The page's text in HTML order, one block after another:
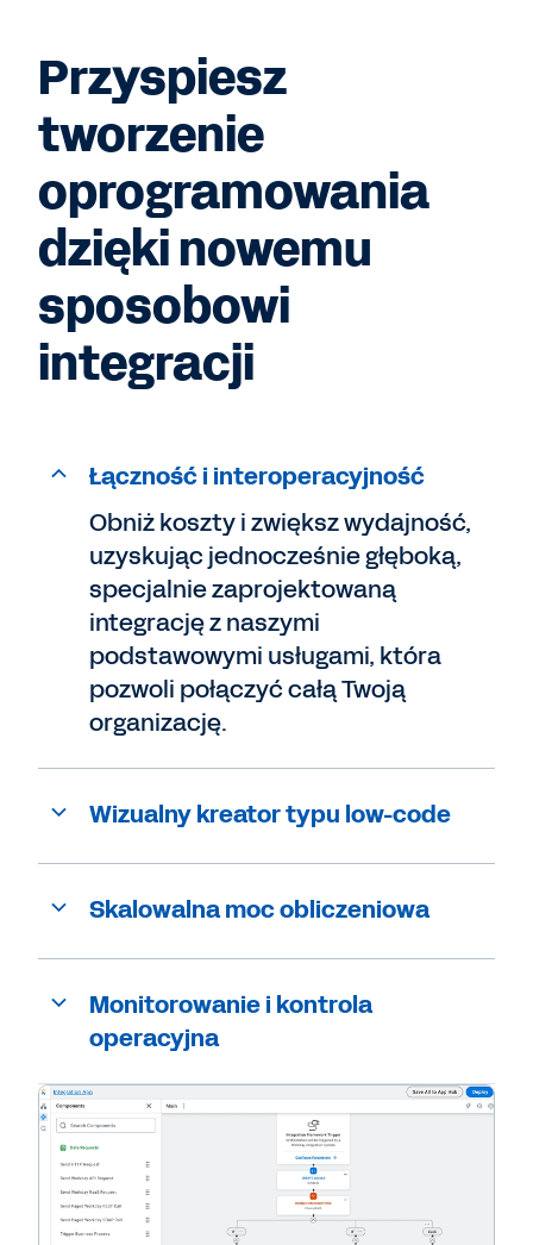
Przyspiesz
tworzenie
oprogramowania
dzięki nowemu
sposobowi
integracji
Łączność i interoperacyjność
Obniż koszty i zwiększ wydajność,
uzyskując jednocześnie głęboką,
specjalnie zaprojektowaną
integrację z naszymi
podstawowymi usługami, która
pozwoli połączyć całą Twoją
organizację.
Wizualny kreator typu low-code
Skalowalna moc obliczeniowa
Monitorowanie i kontrola
operacyjna